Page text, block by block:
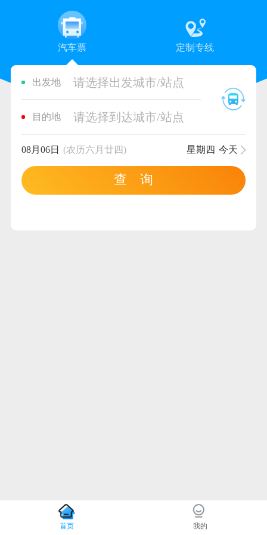
汽车票 定制专线
出发地 请选择出发城市/站点
目的地 请选择到达城市/站点
08月06日 (农历六月廿四) 星期四 今天
查 询
首页 我的